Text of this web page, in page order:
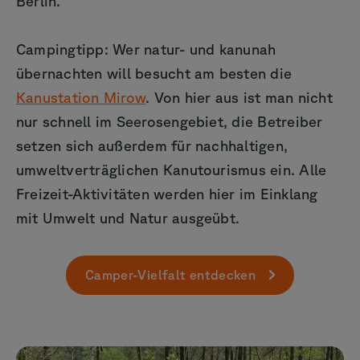
Campingtipp: Wer natur- und kanunah
übernachten will besucht am besten die
Kanustation Mirow. Von hier aus ist man nicht
nur schnell im Seerosengebiet, die Betreiber
setzen sich außerdem für nachhaltigen,
umweltverträglichen Kanutourismus ein. Alle
Freizeit-Aktivitäten werden hier im Einklang
mit Umwelt und Natur ausgeübt.
Camper-Vielfalt entdecken